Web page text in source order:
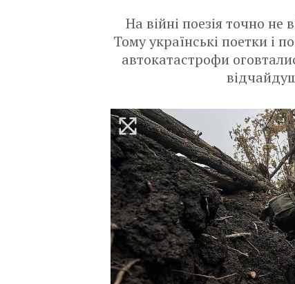
На війні поезія точно не
Тому українські поетки і
автокатастрофи